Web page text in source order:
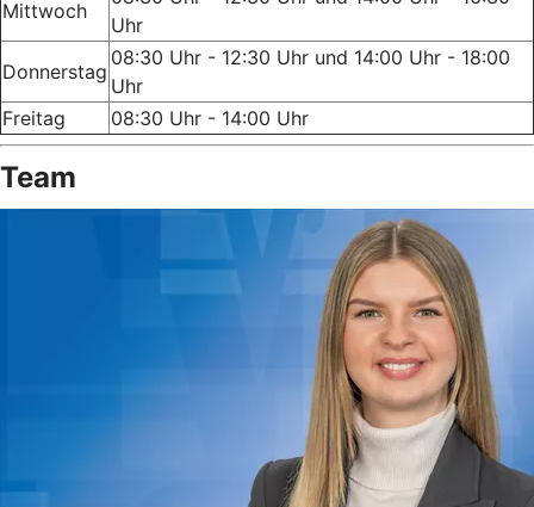
Mittwoch
Uhr
Donnerstag
08:30 Uhr - 12:30 Uhr und 14:00 Uhr - 18:00
Uhr
Freitag
08:30 Uhr - 14:00 Uhr
Team